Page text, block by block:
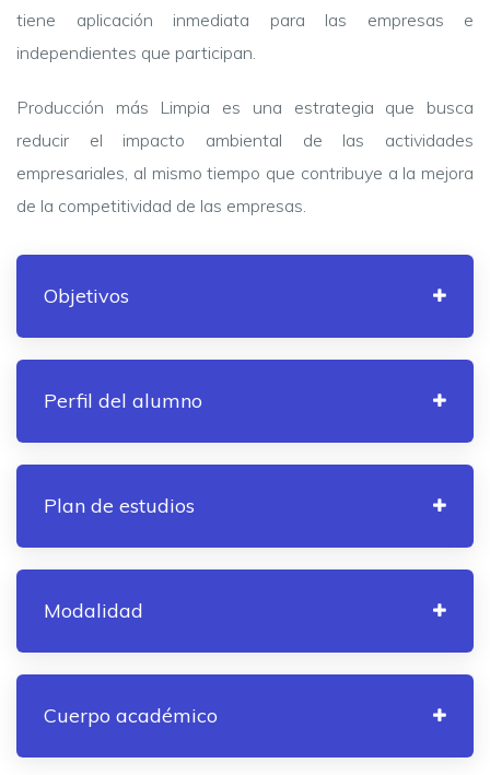
tiene aplicación inmediata para las empresas e
independientes que participan.
Producción más Limpia es una estrategia que busca
reducir el impacto ambiental de las actividades
empresariales, al mismo tiempo que contribuye a la mejora
de la competitividad de las empresas.
Objetivos
Perfil del alumno
Plan de estudios
Modalidad
Cuerpo académico